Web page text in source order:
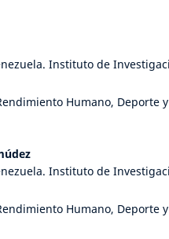
Instituto de
Humano, Deporte
Instituto de
Humano, Deporte